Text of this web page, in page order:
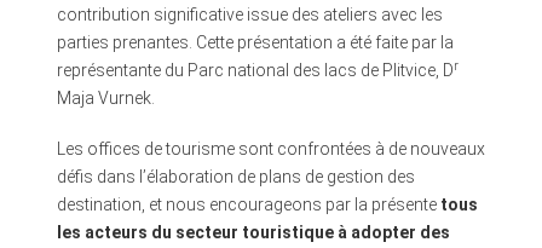
contribution significative issue des ateliers avec les
parties prenantes. Cette présentation a été faite par la
représentante du Parc national des lacs de Plitvice, Dr
Maja Vurnek.
Les offices de tourisme sont confrontées à de nouveaux
défis dans l’élaboration de plans de gestion des
destination, et nous encourageons par la présente tous
les acteurs du secteur touristique à adopter des